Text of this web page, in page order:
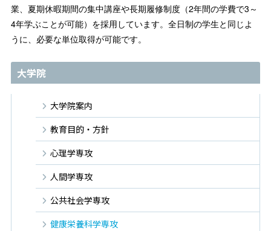
業、夏期休暇期間の集中講座や長期履修制度（2年間の学費で3～
4年学ぶことが可能）を採用しています。全日制の学生と同じよ
うに、必要な単位取得が可能です。
大学院
大学院案内
教育目的・方針
心理学専攻
人間学専攻
公共社会学専攻
健康栄養科学専攻